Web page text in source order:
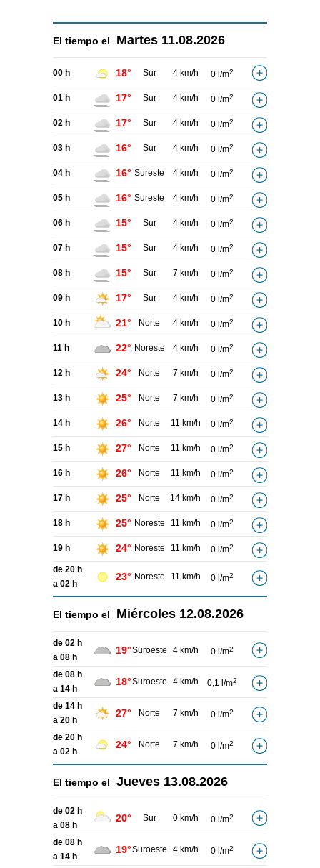
El tiempo el Martes 11.08.2026
00 h 18° Sur 4 km/h 0 l/m2
01 h 17° Sur 4 km/h 0 l/m2
02 h 17° Sur 4 km/h 0 l/m2
03 h 16° Sur 4 km/h 0 l/m2
04 h 16° Sureste 4 km/h 0 l/m2
05 h 16° Sureste 4 km/h 0 l/m2
06 h 15° Sur 4 km/h 0 l/m2
07 h 15° Sur 4 km/h 0 l/m2
08 h 15° Sur 7 km/h 0 l/m2
09 h 17° Sur 4 km/h 0 l/m2
10 h 21° Norte 4 km/h 0 l/m2
11 h 22° Noreste 4 km/h 0 l/m2
12 h 24° Norte 7 km/h 0 l/m2
13 h 25° Norte 7 km/h 0 l/m2
14 h 26° Norte 11 km/h 0 l/m2
15 h 27° Norte 11 km/h 0 l/m2
16 h 26° Norte 11 km/h 0 l/m2
17 h 25° Norte 14 km/h 0 l/m2
18 h 25° Noreste 11 km/h 0 l/m2
19 h 24° Noreste 11 km/h 0 l/m2
de 20 h
a 02 h
23° Noreste 11 km/h 0 l/m2
El tiempo el Miércoles 12.08.2026
de 02 h
a 08 h
19°Suroeste 4 km/h 0 l/m2
de 08 h
a 14 h
18°Suroeste 4 km/h 0,1 l/m2
de 14 h
a 20 h
27° Norte 7 km/h 0 l/m2
de 20 h
a 02 h
24° Norte 7 km/h 0 l/m2
El tiempo el Jueves 13.08.2026
de 02 h
a 08 h
20° Sur 0 km/h 0 l/m2
de 08 h
a 14 h
19°Suroeste 4 km/h 0 l/m2